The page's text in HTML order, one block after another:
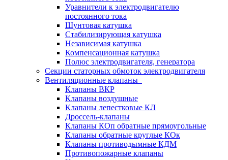
Уравнители к электродвигателю
постоянного тока
Шунтовая катушка
Стабилизирующая катушка
Независимая катушка
Компенсационная катушка
Полюс электродвигателя, генератора
Секции статорных обмоток электродвигателя
Вентиляционные клапаны
Клапаны ВКР
Клапаны воздушные
Клапаны лепестковые КЛ
Дроссель-клапаны
Клапаны КОп обратные прямоугольные
Клапаны обратные круглые КОк
Клапаны противодымные КДМ
Противопожарные клапаны